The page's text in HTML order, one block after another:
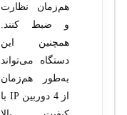
هم‌زمان نظارت
و ضبط کنند.
همچنین این
دستگاه می‌تواند
به‌طور هم‌زمان
از 4 دوربین IP با